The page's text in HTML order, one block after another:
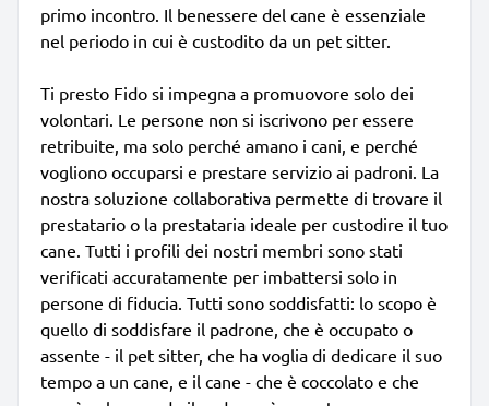
primo incontro. Il benessere del cane è essenziale
nel periodo in cui è custodito da un pet sitter.
Ti presto Fido si impegna a promuovore solo dei
volontari. Le persone non si iscrivono per essere
retribuite, ma solo perché amano i cani, e perché
vogliono occuparsi e prestare servizio ai padroni. La
nostra soluzione collaborativa permette di trovare il
prestatario o la prestataria ideale per custodire il tuo
cane. Tutti i profili dei nostri membri sono stati
verificati accuratamente per imbattersi solo in
persone di fiducia. Tutti sono soddisfatti: lo scopo è
quello di soddisfare il padrone, che è occupato o
assente - il pet sitter, che ha voglia di dedicare il suo
tempo a un cane, e il cane - che è coccolato e che